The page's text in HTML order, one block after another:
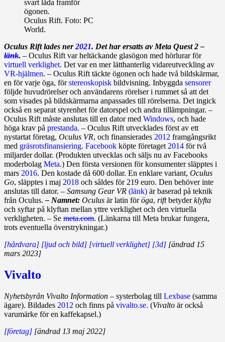
Oculus Rift. Foto: PC
World.
Oculus Rift lades ner2021. Det har ersatts av Meta Quest 2 –
länk. – Oculus Rift var heltäckande glasögon med hörlurar för
virtuell verklighet. Det var en mer lätthanterlig vidareutveckling av
VR‑hjälmen. – Oculus Rift täckte ögonen och hade två bildskärmar,
en för varje öga, förstereoskopisk bildvisning. Inbyggda sensorer
följde huvudrörelser och användarens rörelser i rummet så att det
som visades på bild­skärm­arna anpassades till rörelserna. Det ingick
också en separat styrenhet för datorspel och andra tillämp­ningar. –
Oculus Rift måste anslutas till en dator med Windows, och hade
höga krav på prestanda. – Oculus Rift utvecklades först av ett
nystartat företag, Oculus VR, och finansierades 2012 framgångsrikt
med gräsrotsfinansiering. Facebook köpte företaget2014 för två
miljarder dollar. (Produkten utvecklas och säljs nu av Facebooks
moderbolag Meta.) Den första versionen för konsumenter släpptes i
mars 2016. Den kostade då 600 dollar. En enklare variant, Oculus
Go, släpptes i maj 2018 och såldes för 219 euro. Den behöver inte
anslutas till dator. – Samsung Gear VR (länk) är baserad på teknik
från Oculus.– Namnet: Oculus är latin föröga, riftbetyderklyfta
och syftar på klyftan mellan yttre verklighet och den virtuella
verkligheten. – Se meta.com. (Länkarna till Meta brukar fungera,
trots eventuella överstrykningar.)
[hårdvara] [ljud och bild] [virtuell verklighet] [3d] [ändrad 15
mars 2023]
Vivalto
Nyhetsbyrån Vivalto Information – systerbolag till Lexbase (samma
ägare). Bildades 2012 och finns på vivalto.se. (Vivalto är också
varumärke för en kaffekapsel.)
[företag] [ändrad 13 maj 2022]